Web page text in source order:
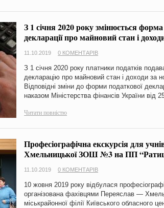
З 1 січня 2020 року змінюється
декларації про майновий стан і
11.10.2019 0 КОМЕНТАРІВ
З 1 січня 2020 року платники податків
декларацію про майновий стан і доходи за
Відповідні зміни до форми податкової
наказом Міністерства фінансів України від
Читати повністю
Професіографічна екскурсія для
Хмельницької ЗОШ №3 на ПП
11.10.2019 0 КОМЕНТАРІВ
10 жовня 2019 року відбулася
організована фахівцями Переяслав —
міськрайонної філії Київського обласного